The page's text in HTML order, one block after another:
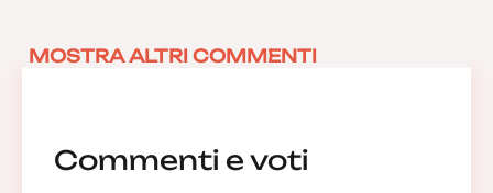
Commenti e voti
MOSTRA ALTRI COMMENTI